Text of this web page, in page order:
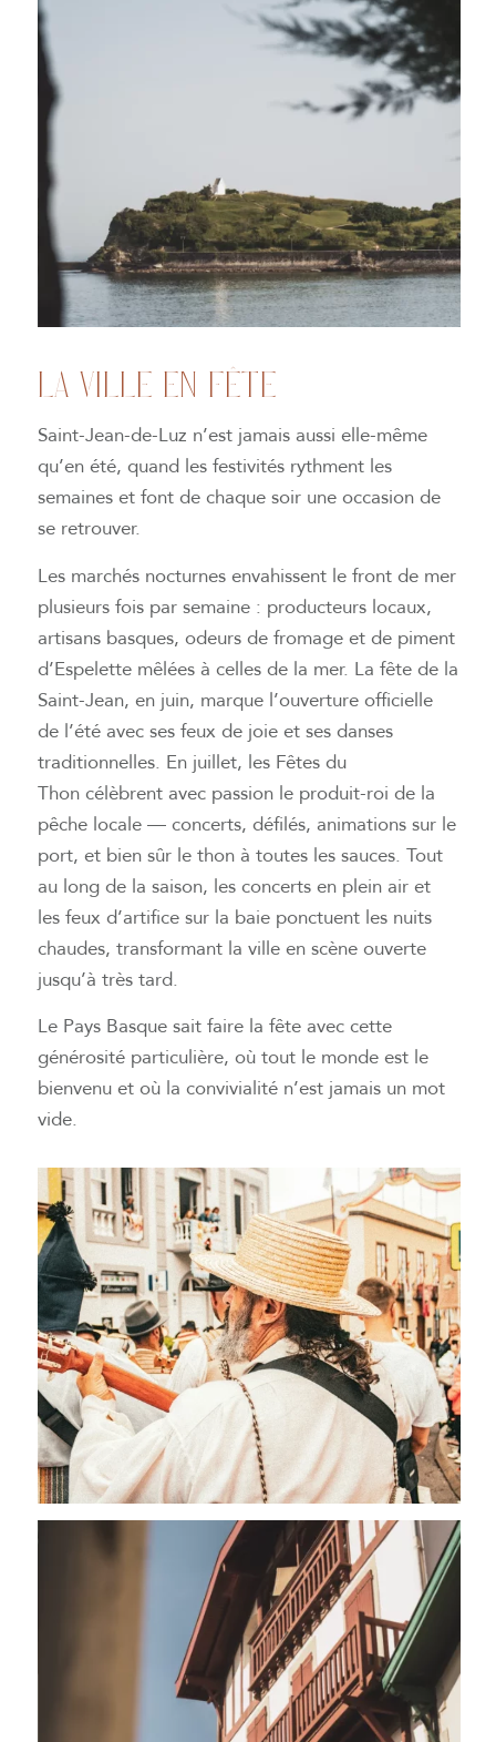
LA VILLE EN FÊTE
Saint-Jean-de-Luz n’est jamais aussi elle-même
qu’en été, quand les festivités rythment les
semaines et font de chaque soir une occasion de
se retrouver.
Les marchés nocturnes envahissent le front de mer
plusieurs fois par semaine : producteurs locaux,
artisans basques, odeurs de fromage et de piment
d’Espelette mêlées à celles de la mer. La fête de la
Saint-Jean, en juin, marque l’ouverture officielle
de l’été avec ses feux de joie et ses danses
traditionnelles. En juillet, les Fêtes du
Thon célèbrent avec passion le produit-roi de la
pêche locale — concerts, défilés, animations sur le
port, et bien sûr le thon à toutes les sauces. Tout
au long de la saison, les concerts en plein air et
les feux d’artifice sur la baie ponctuent les nuits
chaudes, transformant la ville en scène ouverte
jusqu’à très tard.
Le Pays Basque sait faire la fête avec cette
générosité particulière, où tout le monde est le
bienvenu et où la convivialité n’est jamais un mot
vide.